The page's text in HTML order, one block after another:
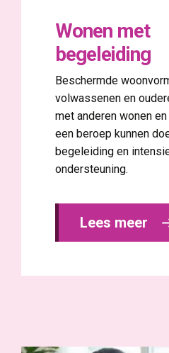
Wonen met
begeleiding
Beschermde
volwassenen en
met anderen wonen
een beroep kunnen
begeleiding en
ondersteuning.
Lees meer